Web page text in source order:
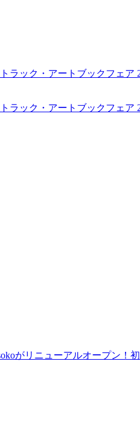
ック・アートブックフェア
ック・アートブックフェア
がリニューアルオープン！